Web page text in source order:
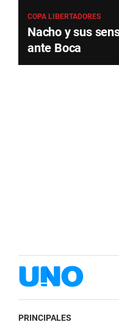
COPA LIBERTADORES
Nacho y sus
ante Boca
PRINCIPALES